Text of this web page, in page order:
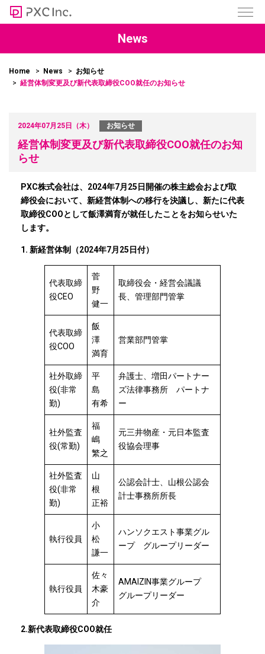
News
Home News
お知らせ
経営体制変更及び新代表取締役COO就任のお知らせ
2024年07月25日（木） お知らせ
経営体制変更及び新代表取締役COO就任のお知
らせ
PXC株式会社は、2024年7月25日開催の株主総会および取
締役会において、新経営体制への移行を決議し、新たに代表
取締役COOとして飯澤満育が就任したことをお知らせいた
します。
1. 新経営体制（2024年7月25日付）
代表取締
役CEO
菅
野
健一
取締役会・経営会議議
長、管理部門管掌
代表取締
役COO
飯
澤
満育
営業部門管掌
社外取締
役(非常
勤)
平
島
有希
弁護士、増田パートナー
ズ法律事務所 パートナ
ー
社外監査
役(常勤)
福
嶋
繁之
元三井物産・元日本監査
役協会理事
社外監査
役(非常
勤)
山
根
正裕
公認会計士、山根公認会
計士事務所所長
執行役員
小
松
謙一
ハンソクエスト事業グル
ープ グループリーダー
執行役員
佐々
木豪
介
AMAIZIN事業グループ
グループリーダー
2.新代表取締役COO就任